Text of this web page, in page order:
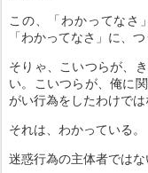
この、「わかってなさ
「わかってなさ」に、
そりゃ、こいつらが、
い。こいつらが、俺に
がい行為をしたわけでは
それは、わかっている。
迷惑行為の主体者ではな